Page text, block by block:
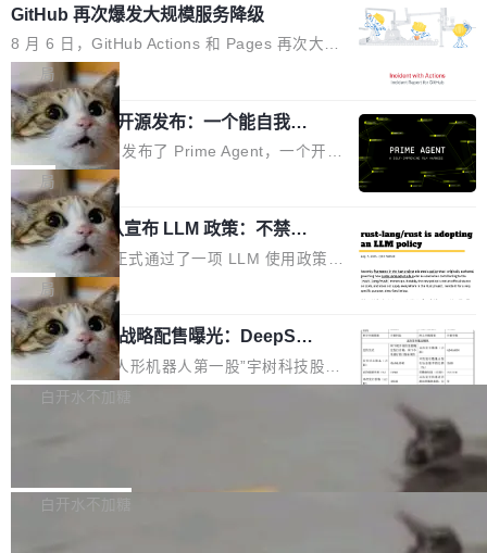
他引用的帖子来自 Mathew Shen，一位 ICLR 2
026 的读者：「看了篇 ...
理由很具体。FA 系列不需要解释，但 FA2 是他
认为最重要的一个——复杂度恰到好处，刚好能
驱动你去学 CuTe，但还没被那些"邪恶的" Hopp
er++ 优化所淹没，足够容易修改和适配。 更关
键的是 FA2 的持久性...
鸿蒙通过统一技术底座和分布式能力，为不同类
型智能设备的开发、连接与互联提供关键支撑，
也为产业链企业探索产品创新与商业增长打开新
的空间。 8月14日，开源鸿蒙智能硬件开发者日
（OHDD：OpenHarmony Hardware Develope
r Day）将在杭州启航。活动面向智能硬件产业
链企业和开发者，邀请行业专家与资深技术顾
问，围绕开源鸿蒙技术能力、设备适配、芯片适
配、功耗与稳定性调优、兼容性测评及统一互联
等内容展开系统讲解和实战交流，帮助企业进一
步了解开源鸿蒙在智能...
GitHub 再次爆发大规模服务降级
8 月 6 日，GitHub Actions 和 Pages 再次大规
模服务降级，Actions 完全不可用超过 5 小时，
webhook 停发，连自托管 runner 也因调度层故
障无法工作。Pages、Copilot code review、C
opilot coding agent 全部受影响。从检测到完全
恢复，大约 12 小时。 这是 2026 年 8 月的第六
起事故，其中四起与 AI/Copilot 服务相关。 Git
Hub 员工 kdaigle 在 HN 讨论中贴出了一组数
据：2025 年全年 10 亿次 commit。现在，每周
2.75 亿次，全年预计 140 亿次。GitHub...
局
Prime Agent 开源发布：一个能自我改
进的编程 Agent，ARC-AGI 3 超越人类
专家基线
Prime Intellect 发布了 Prime Agent，一个开源
的编程 Agent Harness，核心设计围绕两个抽
象：Recursive Language Model（RLM）和 C
ontinual Harness。在 ARC-AGI 3 基准测试
上，Prime Agent + Opus 5 的组合达到了 95.
5% RHAE Best@1，超过了 ARC 报告的人类专
家基线 95.4%。 不是又一个 coding agent 包装
器 Prime Agent 的架构和市面上大多数 coding
agent 有本质区别。大多数 agent harness 的设
计是基于早期模型的能力—...
局
Rust 项目团队宣布 LLM 政策：不禁
止，但你要承认哪些代码不是你写的
Rust 语言项目正式通过了一项 LLM 使用政策，
覆盖 rust-lang/rust 单一仓库的代码贡献。这不
是项目级别的官方立场，目前由五个团队采纳，
但它可能是主流开源项目中关于 AI 辅助贡献最
细致的一份规则。 政策的核心只有一句话：LLM
可以用来分析、提炼、审阅、建议，但不能用来
不得生成涉及安全性的关键变更，除非作者本身
局
宇树科技 IPO 战略配售曝光：DeepSe
ek 获配 93.3 万股，锁定 36 个月
8月6日晚间，“人形机器人第一股”宇树科技股份
有限公司披露IPO发行价格及战略配售结果，杭
36个月。 公告显示，本次宇树科技战略配售对
白开水不加糖
Bug fixes and enhancements 修复多次传递同
白开水不加糖